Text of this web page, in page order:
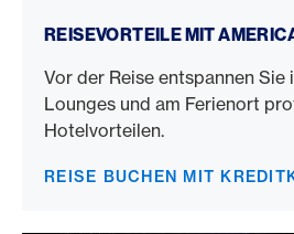
REISEVORTEILE MIT
Vor der Reise entspannen Sie
Lounges und am Ferienort
Hotelvorteilen.
REISE BUCHEN MIT